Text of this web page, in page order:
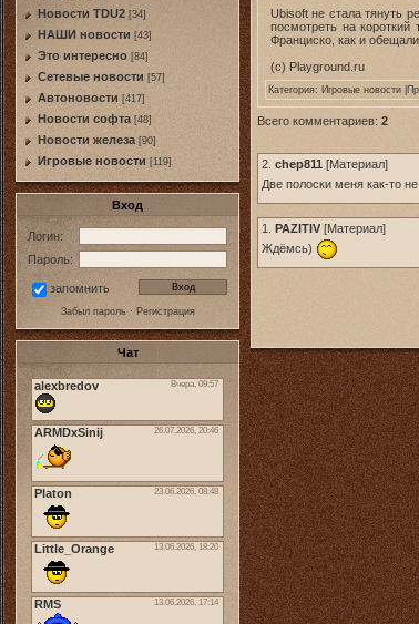
Новости TDU2 [34]
НАШИ новости [43]
Это интересно [84]
Сетевые новости [57]
Автоновости [417]
Новости софта [48]
Новоcти железа [90]
Игровые новости [119]
Вход
Логин:
Пароль:
запомнить
Забыл пароль· Регистрация
Чат
Ubisoft не стала тянуть
посмотреть на
Франциско, как и
(с) Playground.ru
Категория: Игровые новости
Всего комментариев: 2
2. chep811 [Материал]
Две полоски меня как-то
1. PAZITIV [Материал]
Ждёмсь)